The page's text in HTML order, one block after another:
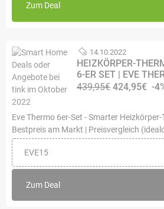
Zum Deal
14.10.2022
HEIZKÖRPER-
6-ER SET | EVE
439,95€ 424,95€ -
Eve Thermo 6er-Set - Smarter
Bestpreis am Markt | Preisvergleich
EVE15
Zum Deal